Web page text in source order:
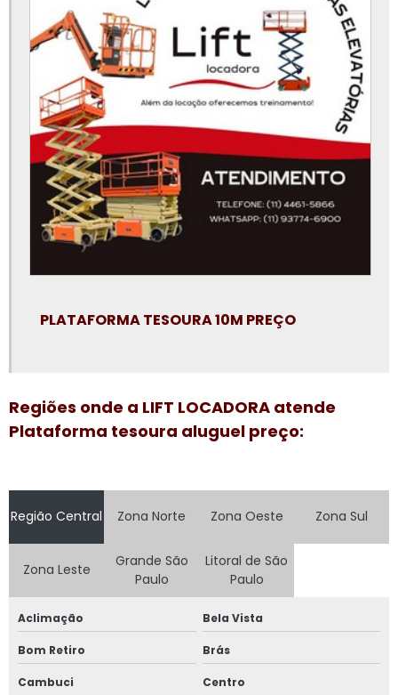
Plataforma articulada 12m aluguel
Plataforma elevatória 15m
Plataforma elevatória 30 metros
Plataforma elevatória 40 metros
Plataforma elevatória 45 metros
Plataforma elevatória 6 metros
Plataforma elevatória aluguel preço
Plataforma elevatória articulada 15m
Plataforma elevatória articulada locação
Plataforma elevatória preço aluguel
Plataforma elevatória tesoura 15m
Plataforma elevatória tesoura aluguel
Plataforma elevatória tesoura locação
Plataforma pantográfica aluguel
Plataforma tesoura aluguel
PLATAFORMA TESOURA 10M PREÇO
Regiões onde a LIFT LOCADORA atende
Plataforma tesoura aluguel preço:
Região Central Zona Norte Zona Oeste Zona Sul
Zona Leste
Grande São
Paulo
Litoral de São
Paulo
Aclimação Bela Vista
Bom Retiro Brás
Cambuci Centro